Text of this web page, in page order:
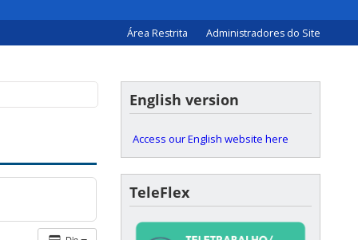
Área Restrita Administradores do Site
English version
Access our English website here
TeleFlex